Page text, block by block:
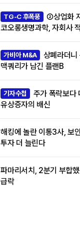
TG-C 후폭풍
②상업화
코오롱생명과학, 자회사
가비아 M&A
상폐라더
맥쿼리가 남긴 플랜B
기자수첩
주가 폭락보다
유상증자의 배신
해킹에 놀란 이통3사,
투자 더 늘린다
파마리서치, 2분기 부합
급락